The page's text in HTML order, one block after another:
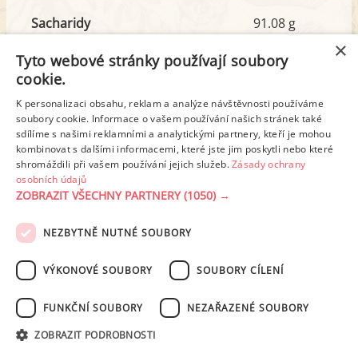
Sacharidy
91.08 g
Tuk
z toho nas. mastné kyseliny
33.09 g
16.97 g
Detailní rozpis
PODMÍNKY UŽITÍ ZÁSADY OCHRANY OSOBNÍCH ÚDAJŮ
NASTAVENÍ COOKIES
tohoto serveru je bez písemného souhlasu provozovatele zakázáno.
×
Tyto webové stránky používají soubory
cookie.
K personalizaci obsahu, reklam a analýze návštěvnosti používáme
soubory cookie. Informace o vašem používání našich stránek také
sdílíme s našimi reklamními a analytickými partnery, kteří je mohou
kombinovat s dalšími informacemi, které jste jim poskytli nebo které
shromáždili při vašem používání jejich služeb.Zásady ochrany
osobních údajů
ZOBRAZIT VŠECHNY PARTNERY(1050) →
NEZBYTNĚ NUTNÉ SOUBORY
VÝKONOVÉ SOUBORY SOUBORY CÍLENÍ
FUNKČNÍ SOUBORY NEZAŘAZENÉ SOUBORY
ZOBRAZIT PODROBNOSTI